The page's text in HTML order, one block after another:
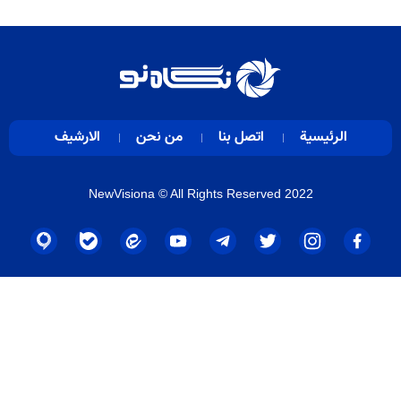
الرئيسية اتصل بنا من نحن الارشيف
NewVisiona © All Rights Reserved 2022